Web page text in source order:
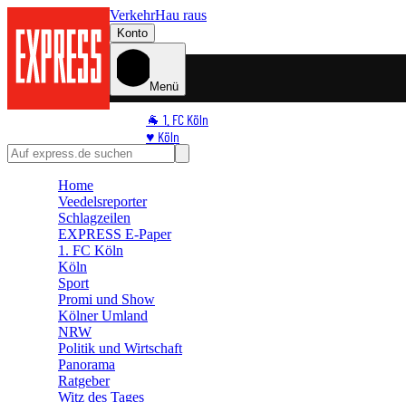
VerkehrHau raus
Konto
Menü
🐐 1. FC Köln
♥️ Köln
🛒 Shoppingwelt
Home
Veedelsreporter
Schlagzeilen
EXPRESS E-Paper
1. FC Köln
Köln
Sport
Promi und Show
Kölner Umland
NRW
Politik und Wirtschaft
Panorama
Ratgeber
Witz des Tages